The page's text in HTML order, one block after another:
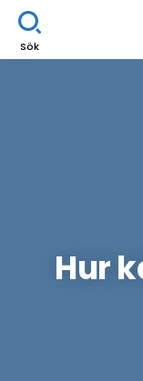
Sök
Hur